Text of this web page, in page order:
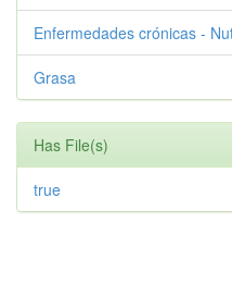
Enfermedades crónicas -
Grasa
Has File(s)
true